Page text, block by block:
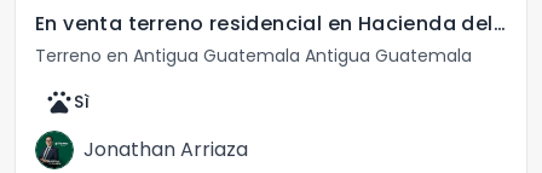
En venta terreno residencial en Hacienda del Comendador
Terreno en Antigua Guatemala Antigua Guatemala
petsSì
Jonathan Arriaza